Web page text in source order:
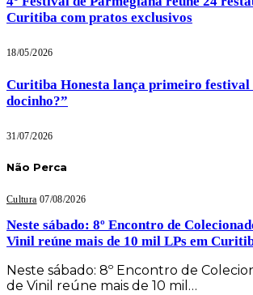
Curitiba com pratos exclusivos
18/05/2026
Curitiba Honesta lança primeiro festival
docinho?”
31/07/2026
Não Perca
Cultura 07/08/2026
Neste sábado: 8º Encontro de
Vinil reúne mais de 10 mil LPs em
Neste sábado: 8º Encontro de
de Vinil reúne mais de 10 mil…